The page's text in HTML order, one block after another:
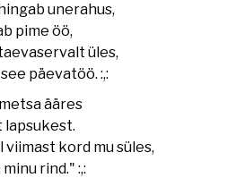
unerahus,
pime öö,
üles,
päevatöö. :,:
ääres
lapsukest.
viimast kord mu süles,
rind." :,: